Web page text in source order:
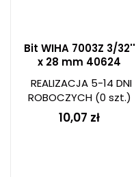
Bit WIHA 7003Z 3/32''
x 28 mm 40624
REALIZACJA 5-14 DNI
ROBOCZYCH(0 szt.)
10,07 zł